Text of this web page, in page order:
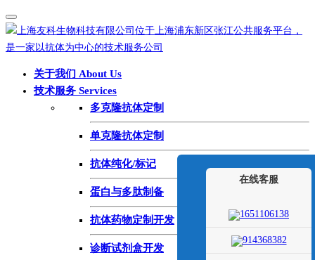
关于我们 About Us
技术服务 Services
多克隆抗体定制
单克隆抗体定制
抗体纯化/标记
蛋白与多肽制备
抗体药物定制开发
诊断试剂盒开发
在线客服
1651106138
914368382